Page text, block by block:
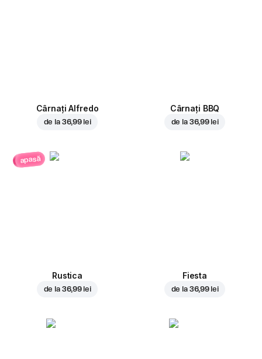
Cârnați Alfredo
de la 36,99 lei
Cârnați BBQ
de la 36,99 lei
apasă
Rustica
de la 36,99 lei
Fiesta
de la 36,99 lei